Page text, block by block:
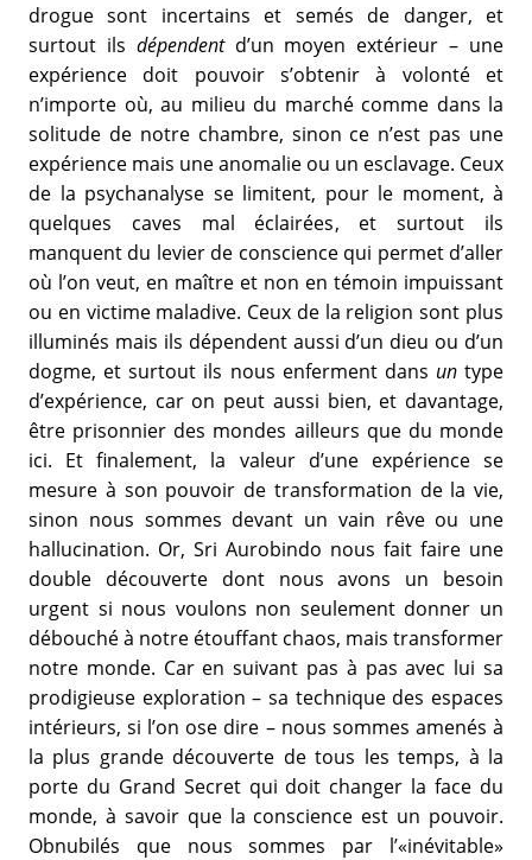
drogue sont incertains et semés de danger, et
surtout ils dépendentd’un moyen extérieur – une
expérience doit pouvoir s’obtenir à volonté et
n’importe où, au milieu du marché comme dans la
solitude de notre chambre, sinon ce n’est pas une
expérience mais une anomalie ou un esclavage. Ceux
de la psychanalyse se limitent, pour le moment, à
quelques caves mal éclairées, et surtout ils
manquent du levier de conscience qui permet d’aller
où l’on veut, en maître et non en témoin impuissant
ou en victime maladive. Ceux de la religion sont plus
illuminés mais ils dépendent aussi d’un dieu ou d’un
dogme, et surtout ils nous enferment dans untype
d’expérience, car on peut aussi bien, et davantage,
être prisonnier des mondes ailleurs que du monde
ici. Et finalement, la valeur d’une expérience se
mesure à son pouvoir de transformation de la vie,
sinon nous sommes devant un vain rêve ou une
hallucination. Or, Sri Aurobindo nous fait faire une
double découverte dont nous avons un besoin
urgent si nous voulons non seulement donner un
débouché à notre étouffant chaos, mais transformer
notre monde. Car en suivant pas à pas avec lui sa
prodigieuse exploration – sa technique des espaces
intérieurs, si l’on ose dire – nous sommes amenés à
la plus grande découverte de tous les temps, à la
porte du Grand Secret qui doit changer la face du
monde, à savoir que la conscience est un pouvoir.
Obnubilés que nous sommes par l’«inévitable»